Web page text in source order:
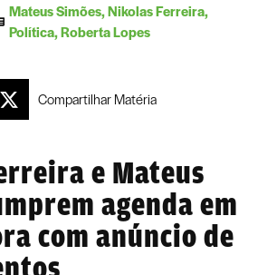
Mateus Simões,Nikolas Ferreira,
Política,Roberta Lopes
CompartilharMatéria
e Mateus
agenda em
com anúncio de